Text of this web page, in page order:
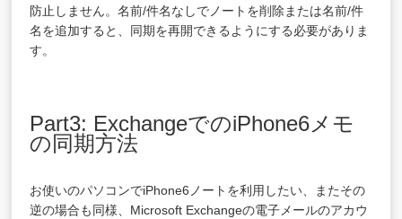
防止しません。名前/件名なしでノートを削除または名前/件
名を追加すると、同期を再開できるようにする必要がありま
す。
Part3: ExchangeでのiPhone6メモ
の同期方法
お使いのパソコンでiPhone6ノートを利用したい、またその
逆の場合も同様、Microsoft Exchangeの電子メールのアカウ